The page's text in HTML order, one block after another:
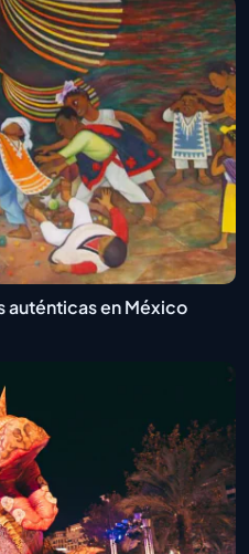
auténticas en México